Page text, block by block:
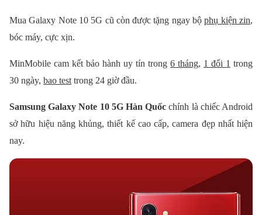
Mua Galaxy Note 10 5G cũ còn được tặng ngay bộphụ kiện zin,
bóc máy, cực xịn.
MinMobile cam kết bảo hành uy tín trong 6 tháng, 1 đổi 1 trong
30 ngày, bao test trong 24 giờ đầu.
Samsung Galaxy Note 10 5G Hàn Quốc chính là chiếc Android
sở hữu hiệu năng khủng, thiết kế cao cấp, camera đẹp nhất hiện
nay.